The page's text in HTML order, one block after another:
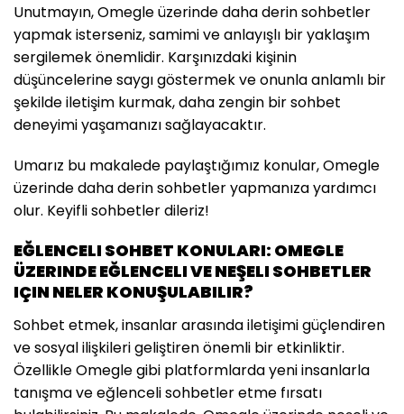
Unutmayın, Omegle üzerinde daha derin sohbetler
yapmak isterseniz, samimi ve anlayışlı bir yaklaşım
sergilemek önemlidir. Karşınızdaki kişinin
düşüncelerine saygı göstermek ve onunla anlamlı bir
şekilde iletişim kurmak, daha zengin bir sohbet
deneyimi yaşamanızı sağlayacaktır.
Umarız bu makalede paylaştığımız konular, Omegle
üzerinde daha derin sohbetler yapmanıza yardımcı
olur. Keyifli sohbetler dileriz!
EĞLENCELI SOHBET KONULARI: OMEGLE
ÜZERINDE EĞLENCELI VE NEŞELI SOHBETLER
IÇIN NELER KONUŞULABILIR?
Sohbet etmek, insanlar arasında iletişimi güçlendiren
ve sosyal ilişkileri geliştiren önemli bir etkinliktir.
Özellikle Omegle gibi platformlarda yeni insanlarla
tanışma ve eğlenceli sohbetler etme fırsatı